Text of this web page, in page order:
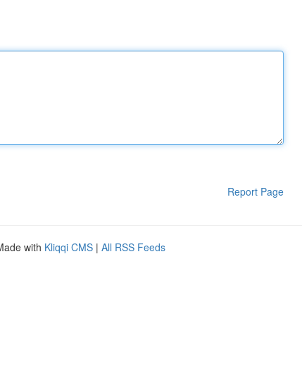
Report Page
with Kliqqi CMS | All RSS Feeds